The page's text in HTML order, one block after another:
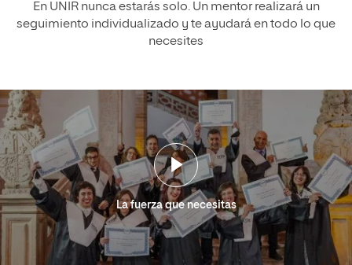
En UNIR nunca estarás solo. Un mentor realizará un
seguimiento individualizado y te ayudará en todo lo que
necesites
La fuerza que necesitas